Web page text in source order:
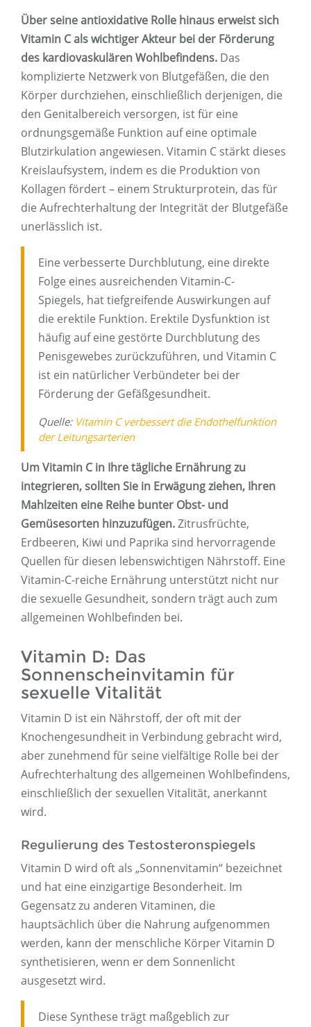
Über seine antioxidative Rolle hinaus erweist sich
Vitamin C als wichtiger Akteur bei der Förderung
des kardiovaskulären Wohlbefindens. Das
komplizierte Netzwerk von Blutgefäßen, die den
Körper durchziehen, einschließlich derjenigen, die
den Genitalbereich versorgen, ist für eine
ordnungsgemäße Funktion auf eine optimale
Blutzirkulation angewiesen. Vitamin C stärkt dieses
Kreislaufsystem, indem es die Produktion von
Kollagen fördert – einem Strukturprotein, das für
die Aufrechterhaltung der Integrität der Blutgefäße
unerlässlich ist.
Eine verbesserte Durchblutung, eine direkte
Folge eines ausreichenden Vitamin-C-
Spiegels, hat tiefgreifende Auswirkungen auf
die erektile Funktion. Erektile Dysfunktion ist
häufig auf eine gestörte Durchblutung des
Penisgewebes zurückzuführen, und Vitamin C
ist ein natürlicher Verbündeter bei der
Förderung der Gefäßgesundheit.
Quelle: Vitamin C verbessert die Endothelfunktion
der Leitungsarterien
Um Vitamin C in Ihre tägliche Ernährung zu
integrieren, sollten Sie in Erwägung ziehen, Ihren
Mahlzeiten eine Reihe bunter Obst- und
Gemüsesorten hinzuzufügen.Zitrusfrüchte,
Erdbeeren, Kiwi und Paprika sind hervorragende
Quellen für diesen lebenswichtigen Nährstoff. Eine
Vitamin-C-reiche Ernährung unterstützt nicht nur
die sexuelle Gesundheit, sondern trägt auch zum
allgemeinen Wohlbefinden bei.
Vitamin D: Das
Sonnenscheinvitamin für
sexuelle Vitalität
Vitamin D ist ein Nährstoff, der oft mit der
Knochengesundheit in Verbindung gebracht wird,
aber zunehmend für seine vielfältige Rolle bei der
Aufrechterhaltung des allgemeinen Wohlbefindens,
einschließlich der sexuellen Vitalität, anerkannt
wird.
Regulierung des Testosteronspiegels
Vitamin D wird oft als „Sonnenvitamin“ bezeichnet
und hat eine einzigartige Besonderheit. Im
Gegensatz zu anderen Vitaminen, die
hauptsächlich über die Nahrung aufgenommen
werden, kann der menschliche Körper Vitamin D
synthetisieren, wenn er dem Sonnenlicht
ausgesetzt wird.
Diese Synthese trägt maßgeblich zur